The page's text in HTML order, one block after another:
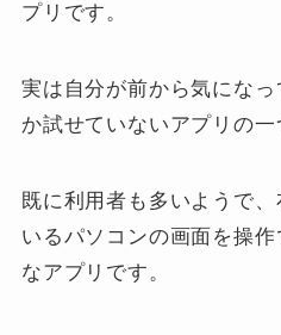
プリです。
実は自分が前から気にな
か試せていないアプリの一
既に利用者も多いようで
いるパソコンの画面を操
なアプリです。